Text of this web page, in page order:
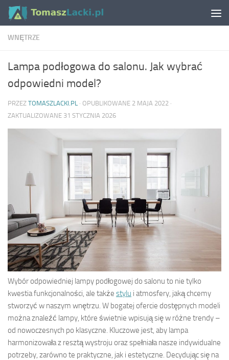
Skip to content
WNĘTRZE
Lampa podłogowa do salonu. Jak wybrać
odpowiedni model?
PRZEZ TOMASZLACKI.PL · OPUBLIKOWANE 2 MAJA 2022 ·
ZAKTUALIZOWANE 31 STYCZNIA 2026
Wybór odpowiedniej lampy podłogowej do salonu to nie tylko
kwestia funkcjonalności, ale także stylu i atmosfery, jaką chcemy
stworzyć w naszym wnętrzu. W bogatej ofercie dostępnych modeli
można znaleźć lampy, które świetnie wpisują się w różne trendy –
od nowoczesnych po klasyczne. Kluczowe jest, aby lampa
harmonizowała z resztą wystroju oraz spełniała nasze indywidualne
potrzeby, zarówno te praktyczne, jak i estetyczne. Decydując się na